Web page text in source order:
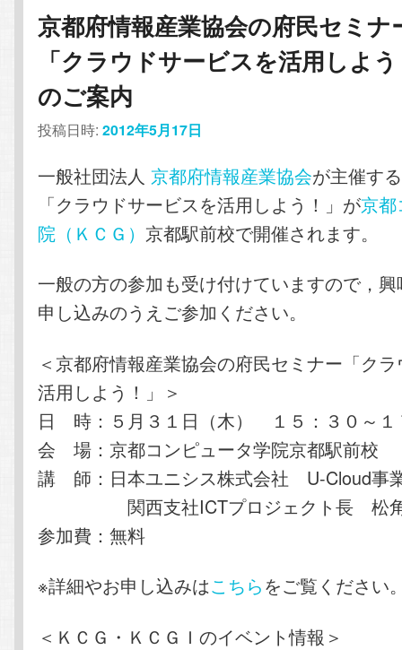
京都府情報産業協会の府民セミナ
「クラウドサービスを活用しよ
のご案内
投稿日時:2012年5月17日
一般社団法人 京都府情報産業協会が主催す
「クラウドサービスを活用しよう！」が京都
院（ＫＣＧ） 京都駅前校で開催されます。
一般の方の参加も受け付けていますので，
申し込みのうえご参加ください。
＜京都府情報産業協会の府民セミナー「ク
活用しよう！」＞
日 時：５月３１日（木） １５：３０～１
会 場：京都コンピュータ学院京都駅前校
講 師：日本ユニシス株式会社 U-Cloud事
関西支社ICTプロジェクト長 松角
参加費：無料
※詳細やお申し込みはこちらをご覧ください
＜ＫＣＧ・ＫＣＧＩのイベント情報＞